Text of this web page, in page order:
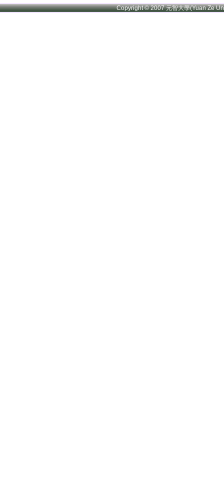
Copyright © 2007 元智大學(Yuan Ze